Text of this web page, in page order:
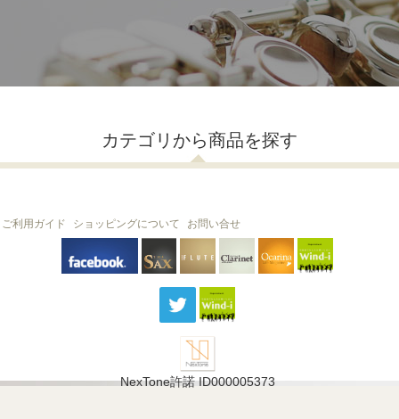
カテゴリから商品を探す
THE SAX The Clarinet
Ocarina
ご利用ガイド ショッピングについて お問い合せ
NexTone許諾 ID000005373